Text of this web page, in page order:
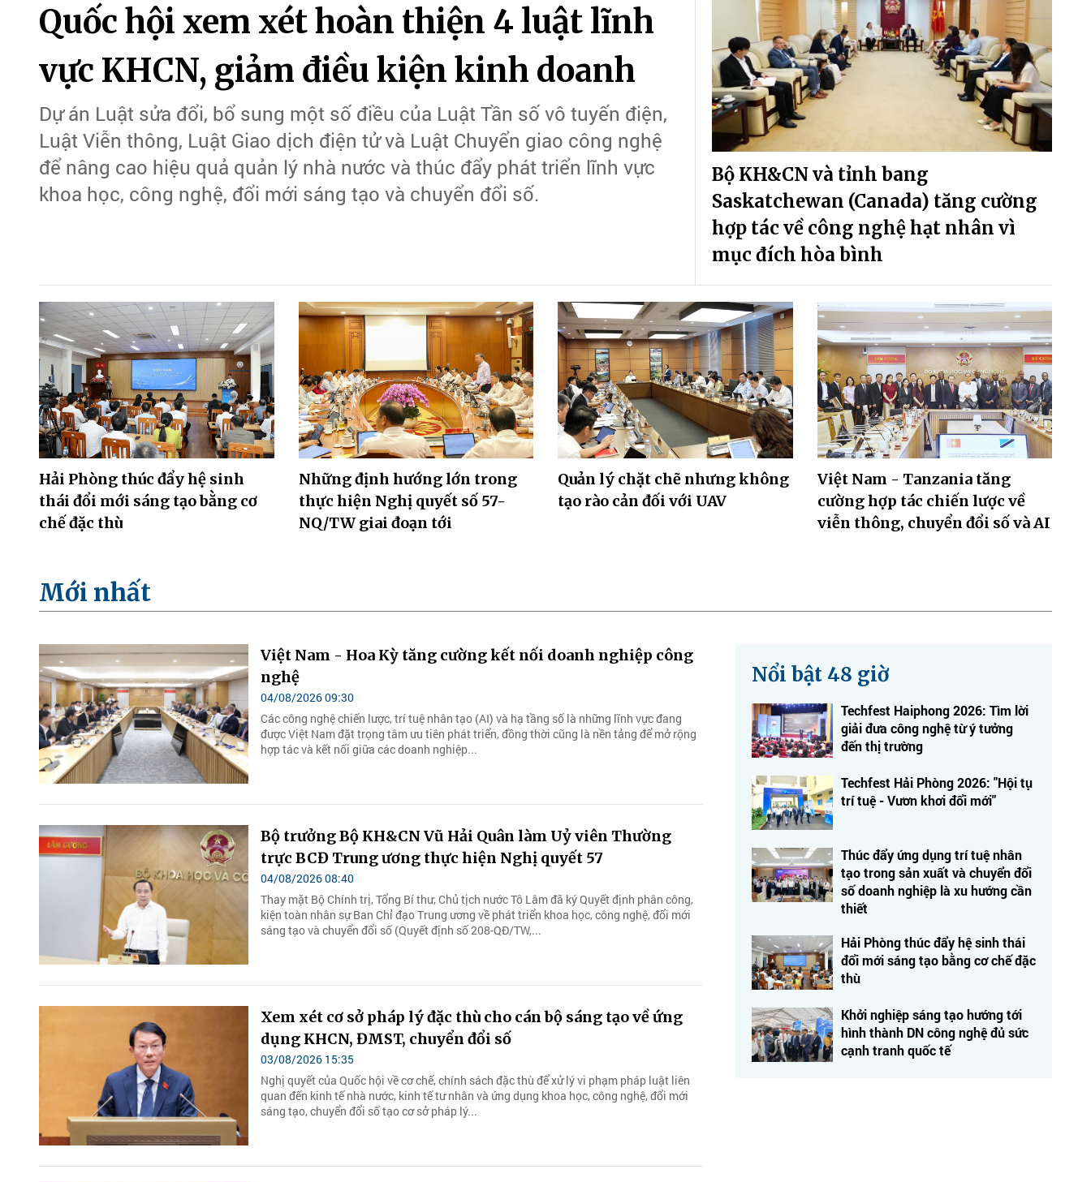
Quốc hội xem xét hoàn thiện 4 luật lĩnh
vực KHCN, giảm điều kiện kinh doanh
Dự án Luật sửa đổi, bổ sung một số điều của Luật Tần số vô tuyến điện,
Luật Viễn thông, Luật Giao dịch điện tử và Luật Chuyển giao công nghệ
để nâng cao hiệu quả quản lý nhà nước và thúc đẩy phát triển lĩnh vực
khoa học, công nghệ, đổi mới sáng tạo và chuyển đổi số.
Bộ KH&CN và tỉnh bang
Saskatchewan (Canada) tăng cường
hợp tác về công nghệ hạt nhân vì
mục đích hòa bình
Hải Phòng thúc đẩy hệ sinh
thái đổi mới sáng tạo bằng cơ
chế đặc thù
Những định hướng lớn trong
thực hiện Nghị quyết số 57-
NQ/TW giai đoạn tới
Quản lý chặt chẽ nhưng không
tạo rào cản đối với UAV
Việt Nam - Tanzania tăng
cường hợp tác chiến lược về
viễn thông, chuyển đổi số và AI
Mới nhất
Việt Nam - Hoa Kỳ tăng cường kết nối doanh nghiệp công
nghệ
04/08/2026 09:30
Các công nghệ chiến lược, trí tuệ nhân tạo (AI) và hạ tầng số là những lĩnh vực đang
được Việt Nam đặt trọng tâm ưu tiên phát triển, đồng thời cũng là nền tảng để mở rộng
hợp tác và kết nối giữa các doanh nghiệp...
Bộ trưởng Bộ KH&CN Vũ Hải Quân làm Uỷ viên Thường
trực BCĐ Trung ương thực hiện Nghị quyết 57
04/08/2026 08:40
Thay mặt Bộ Chính trị, Tổng Bí thư, Chủ tịch nước Tô Lâm đã ký Quyết định phân công,
kiện toàn nhân sự Ban Chỉ đạo Trung ương về phát triển khoa học, công nghệ, đổi mới
sáng tạo và chuyển đổi số (Quyết định số 208-QĐ/TW,...
Xem xét cơ sở pháp lý đặc thù cho cán bộ sáng tạo về ứng
dụng KHCN, ĐMST, chuyển đổi số
03/08/2026 15:35
Nghị quyết của Quốc hội về cơ chế, chính sách đặc thù để xử lý vi phạm pháp luật liên
quan đến kinh tế nhà nước, kinh tế tư nhân và ứng dụng khoa học, công nghệ, đổi mới
sáng tạo, chuyển đổi số tạo cơ sở pháp lý...
Nổi bật 48 giờ
Techfest Haiphong 2026: Tìm lời
giải đưa công nghệ từ ý tưởng
đến thị trường
Techfest Hải Phòng 2026: "Hội tụ
trí tuệ - Vươn khơi đổi mới"
Thúc đẩy ứng dụng trí tuệ nhân
tạo trong sản xuất và chuyển đổi
số doanh nghiệp là xu hướng cần
thiết
Hải Phòng thúc đẩy hệ sinh thái
đổi mới sáng tạo bằng cơ chế đặc
thù
Khởi nghiệp sáng tạo hướng tới
hình thành DN công nghệ đủ sức
cạnh tranh quốc tế